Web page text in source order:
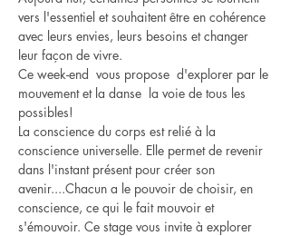
vers l'essentiel et souhaitent être en cohérence
avec leurs envies, leurs besoins et changer
leur façon de vivre.
Ce week-end  vous propose  d'explorer par le
mouvement et la danse  la voie de tous les
possibles!
La conscience du corps est relié à la
conscience universelle. Elle permet de revenir
dans l'instant présent pour créer son
avenir....Chacun a le pouvoir de choisir, en
conscience, ce qui le fait mouvoir et
s'émouvoir. Ce stage vous invite à explorer